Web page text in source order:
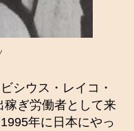
シウス・レイコ・
稼ぎ労働者として来
年に日本にやっ